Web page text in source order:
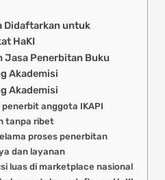
Didaftarkan untuk
HaKI
Jasa Penerbitan Buku
Akademisi
Akademisi
penerbit anggota IKAPI
tanpa ribet
proses penerbitan
dan layanan
luas di marketplace nasional